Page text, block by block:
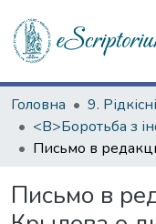
Головна
Письмо в